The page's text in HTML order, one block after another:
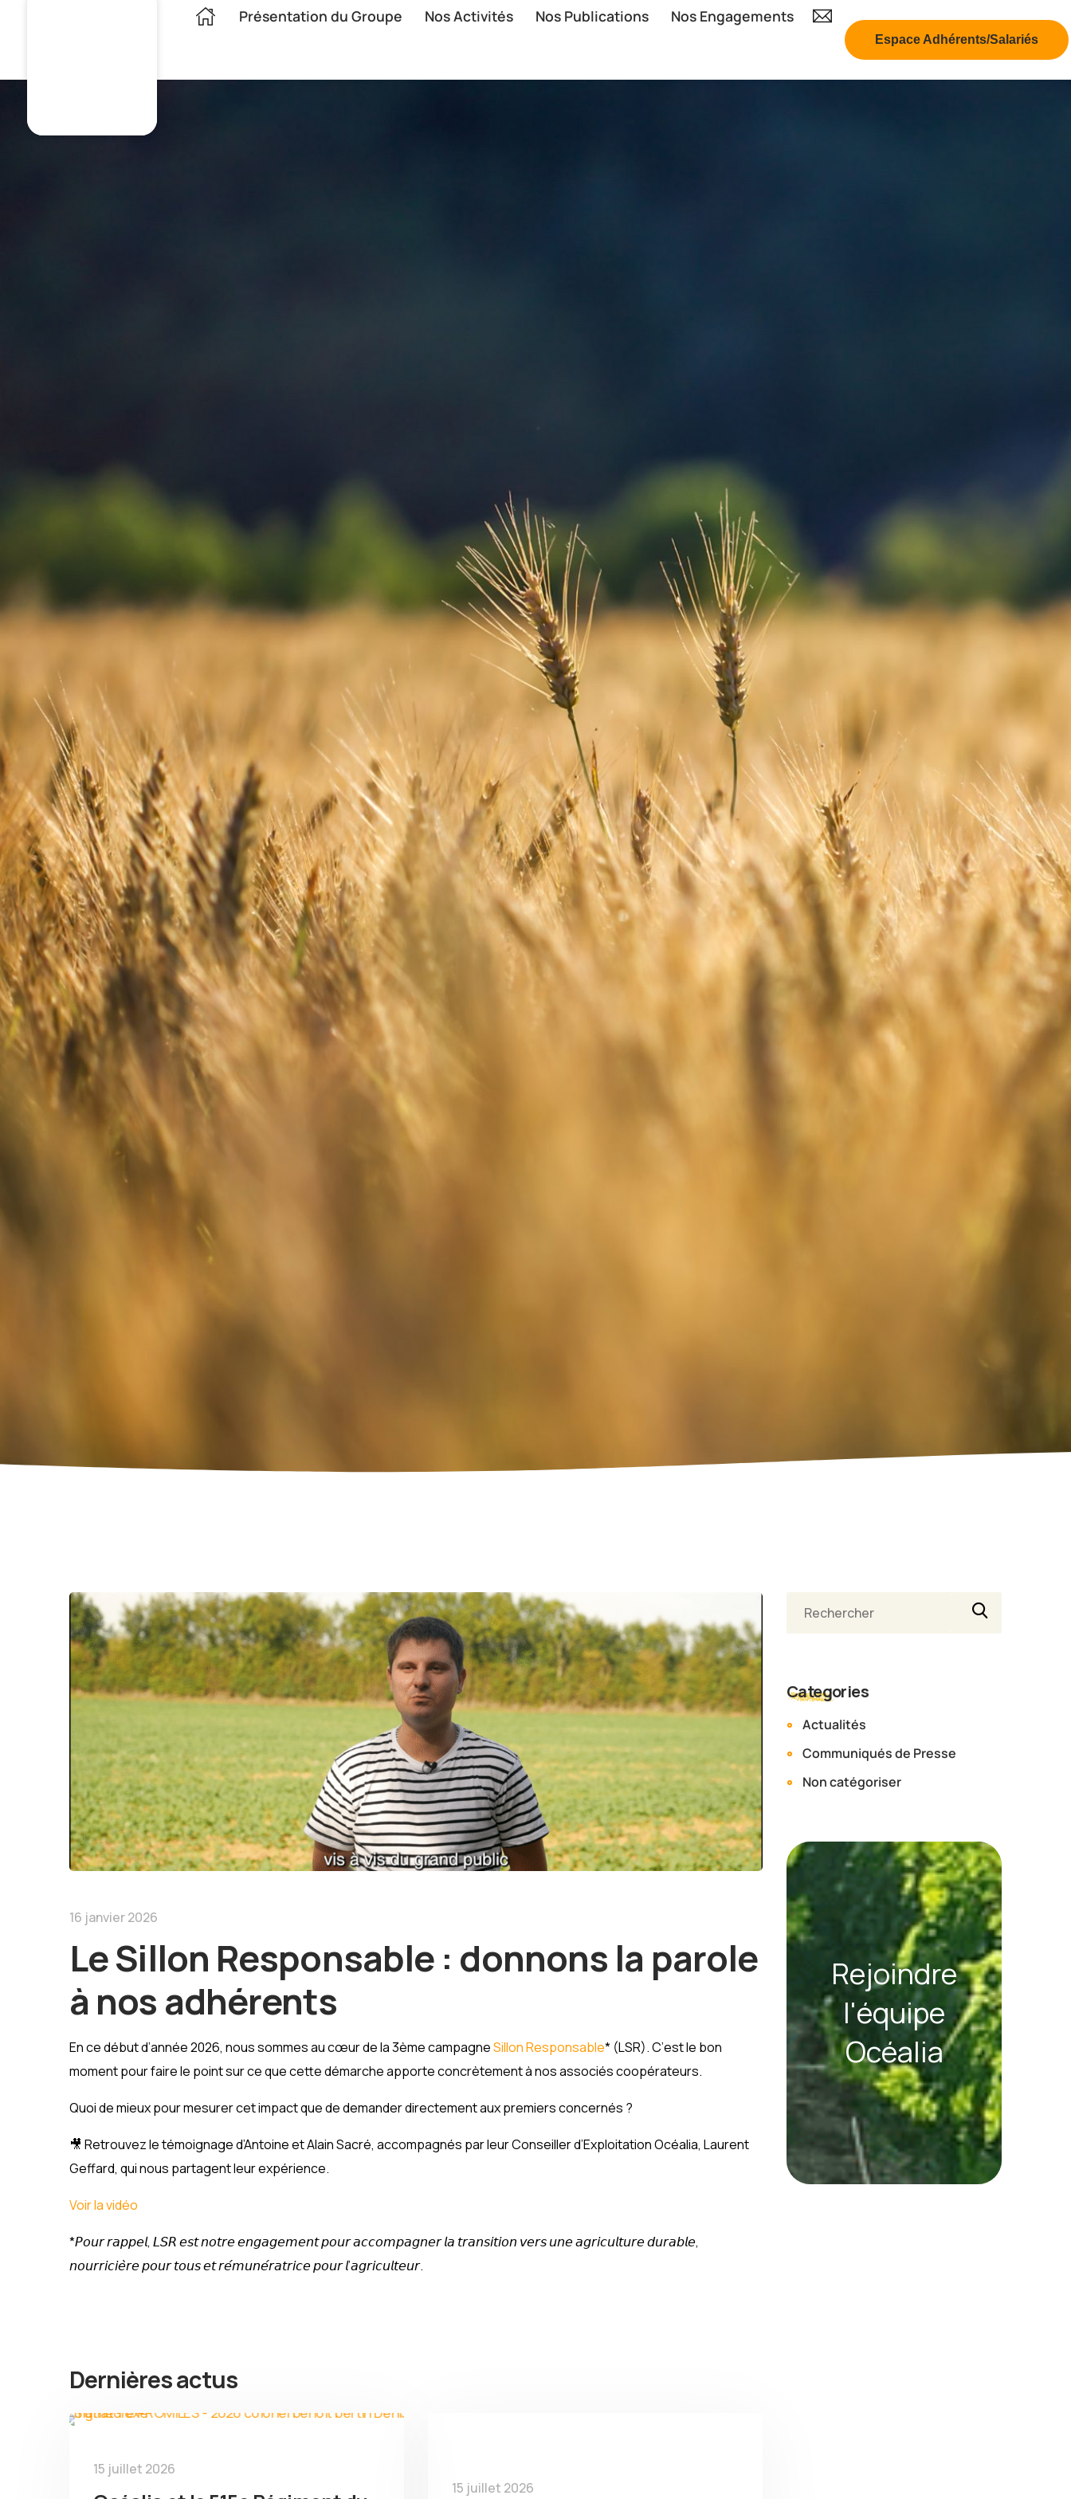
Présentation du Groupe Nos Activités Nos Publications Nos Engagements
Espace Adhérents/Salariés
16 janvier 2026
Le Sillon Responsable : donnons la parole
à nos adhérents
En ce début d’année 2026, nous sommes au cœur de la 3ème campagneSillon Responsable* (LSR). C’est le bon
moment pour faire le point sur ce que cette démarche apporte concrètement à nos associés coopérateurs.
Quoi de mieux pour mesurer cet impact que de demander directement aux premiers concernés ?
🎥 Retrouvez le témoignage d’Antoine et Alain Sacré, accompagnés par leur Conseiller d’Exploitation Océalia, Laurent
Geffard, qui nous partagent leur expérience.
Voir la vidéo
*𝘗𝘰𝘶𝘳 𝘳𝘢𝘱𝘱𝘦𝘭, 𝘓𝘚𝘙 𝘦𝘴𝘵 𝘯𝘰𝘵𝘳𝘦 𝘦𝘯𝘨𝘢𝘨𝘦𝘮𝘦𝘯𝘵 𝘱𝘰𝘶𝘳 𝘢𝘤𝘤𝘰𝘮𝘱𝘢𝘨𝘯𝘦𝘳 𝘭𝘢 𝘵𝘳𝘢𝘯𝘴𝘪𝘵𝘪𝘰𝘯 𝘷𝘦𝘳𝘴 𝘶𝘯𝘦 𝘢𝘨𝘳𝘪𝘤𝘶𝘭𝘵𝘶𝘳𝘦 𝘥𝘶𝘳𝘢𝘣𝘭𝘦,
𝘯𝘰𝘶𝘳𝘳𝘪𝘤𝘪𝘦̀𝘳𝘦 𝘱𝘰𝘶𝘳 𝘵𝘰𝘶𝘴 𝘦𝘵 𝘳𝘦́𝘮𝘶𝘯𝘦́𝘳𝘢𝘵𝘳𝘪𝘤𝘦 𝘱𝘰𝘶𝘳 𝘭’𝘢𝘨𝘳𝘪𝘤𝘶𝘭𝘵𝘦𝘶𝘳.
Dernières actus
15 juillet 2026
15 juillet 2026
Categories
Actualités
Communiqués de Presse
Non catégoriser
Rejoindre
l'équipe
Océalia